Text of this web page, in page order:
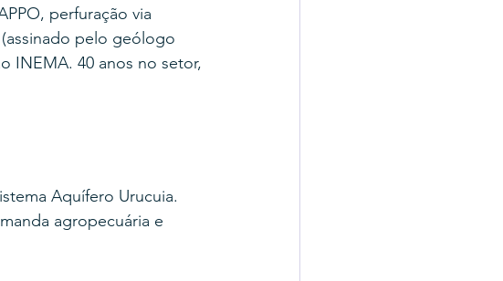
perfuração via
pelo geólogo
INEMA. 40 anos no setor,
Aquífero Urucuia.
agropecuária e